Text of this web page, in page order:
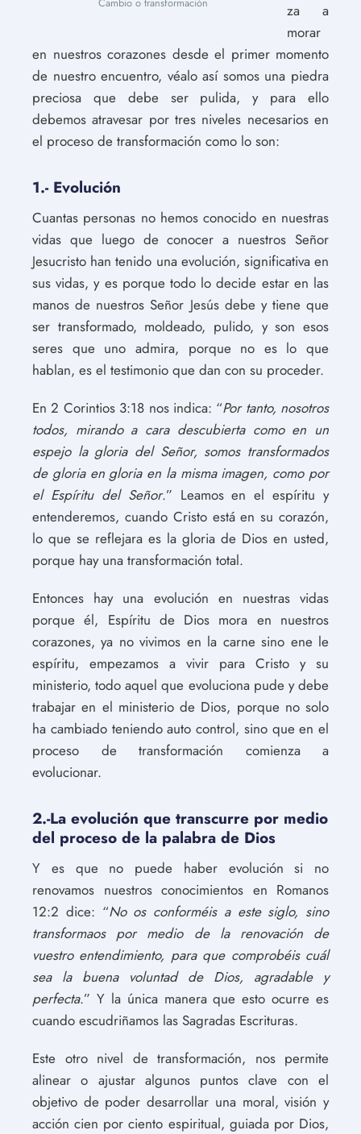
za a
morar
en nuestros corazones desde el primer momento
de nuestro encuentro, véalo así somos una piedra
preciosa que debe ser pulida, y para ello
debemos atravesar por tres niveles necesarios en
el proceso de transformación como lo son:
1.- Evolución
Cuantas personas no hemos conocido en nuestras
vidas que luego de conocer a nuestros Señor
Jesucristo han tenido una evolución, significativa en
sus vidas, y es porque todo lo decide estar en las
manos de nuestros Señor Jesús debe y tiene que
ser transformado, moldeado, pulido, y son esos
seres que uno admira, porque no es lo que
hablan, es el testimonio que dan con su proceder.
En 2 Corintios 3:18 nos indica: “Por tanto, nosotros
todos, mirando a cara descubierta como en un
espejo la gloria del Señor, somos transformados
de gloria en gloria en la misma imagen, como por
el Espíritu del Señor.” Leamos en el espíritu y
entenderemos, cuando Cristo está en su corazón,
lo que se reflejara es la gloria de Dios en usted,
porque hay una transformación total.
Entonces hay una evolución en nuestras vidas
porque él, Espíritu de Dios mora en nuestros
corazones, ya no vivimos en la carne sino ene le
espíritu, empezamos a vivir para Cristo y su
ministerio, todo aquel que evoluciona pude y debe
trabajar en el ministerio de Dios, porque no solo
ha cambiado teniendo auto control, sino que en el
proceso de transformación comienza a
evolucionar.
2.-La evolución que transcurre por medio
del proceso de la palabra de Dios
Y es que no puede haber evolución si no
renovamos nuestros conocimientos en Romanos
12:2 dice: “No os conforméis a este siglo, sino
transformaos por medio de la renovación de
vuestro entendimiento, para que comprobéis cuál
sea la buena voluntad de Dios, agradable y
perfecta.” Y la única manera que esto ocurre es
cuando escudriñamos las Sagradas Escrituras.
Este otro nivel de transformación, nos permite
alinear o ajustar algunos puntos clave con el
objetivo de poder desarrollar una moral, visión y
acción cien por ciento espiritual, guiada por Dios,